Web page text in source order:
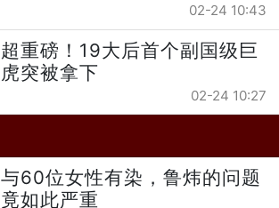
02-24 10:43
超重磅！19大后首个副国级巨
虎突被拿下
02-24 10:27
与60位女性有染，鲁炜的问题
竟如此严重